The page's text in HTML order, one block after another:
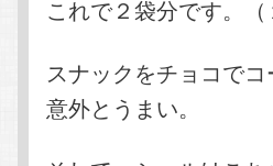
これで２袋分です。（
スナックをチョコで
意外とうまい。